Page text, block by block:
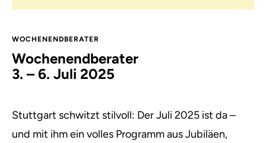
WOCHENENDBERATER
Wochenendberater
3. – 6. Juli 2025
Stuttgart schwitzt stilvoll: Der Juli 2025 ist da –
und mit ihm ein volles Programm aus Jubiläen,